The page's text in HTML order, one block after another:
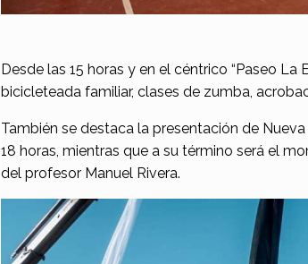
Desde las 15 horas y en el céntrico “Paseo La
bicicleteada familiar, clases de zumba,
También se destaca la presentación de
18 horas, mientras que a su término será el
del profesor Manuel Rivera.